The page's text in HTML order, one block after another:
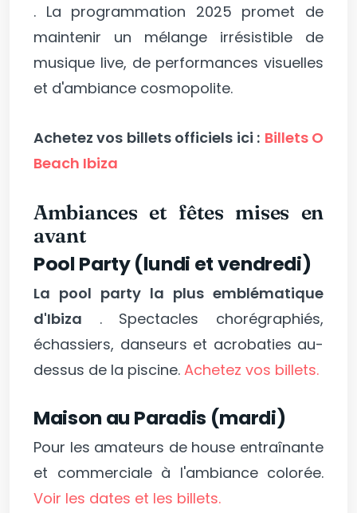
. La programmation 2025 promet de
maintenir un mélange irrésistible de
musique live, de performances visuelles
et d'ambiance cosmopolite.
Achetez vos billets officiels ici : Billets O
Beach Ibiza
Ambiances et fêtes mises en
avant
Pool Party (lundi et vendredi)
La pool party la plus emblématique
d'Ibiza . Spectacles chorégraphiés,
échassiers, danseurs et acrobaties au-
dessus de la piscine. Achetez vos billets.
Maison au Paradis (mardi)
Pour les amateurs de house entraînante
et commerciale à l'ambiance colorée.
Voir les dates et les billets.